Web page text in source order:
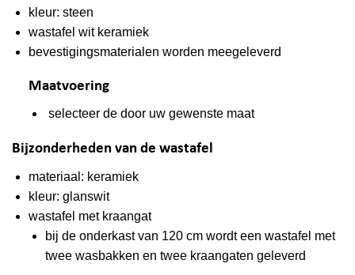
kleur: steen
wastafel wit keramiek
bevestigingsmaterialen worden meegeleverd
Maatvoering
selecteer de door uw gewenste maat
Bijzonderheden van de wastafel
materiaal: keramiek
kleur: glanswit
wastafel metkraangat
bij de onderkast van 120 cm wordt een wastafel met
twee wasbakken en twee kraangaten geleverd